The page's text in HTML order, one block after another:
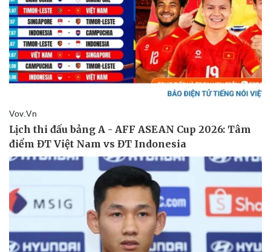
Vụ án
Tin nóng
Tư vấn luật
Quân sự - Quốc
Việt Nam